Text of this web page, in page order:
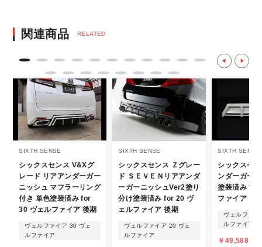
決済後の正式注文後のキャンセルや変更につい
て
・決済後の正式注文後のキャンセルや変更は
不可となりますので、商品やカラー等、お間
違い無いようお願い致します。
※商品写真は実際の商品とカラーやイメー
ジが若干異なる場合もございます。
商品名や説明等でご確認ください。
発送について
・エアロパーツ・マフラー等の大型商品は、
個人宅への直送・営業所止めができないこと
があることはご了承ください。
また、小さな商品でも、メーカーによって
関連商品 RELATED
SIXTH SENSE
シックスセンス V&Xグ
レード リアアンダーガー
ニッシュ マフラーリング
付き 単色塗装済み for
30 ヴェルファイア 後期
ヴェルファイア 30 ヴェ
ルファイア
SIXTH SENSE
シックスセンス Ｚグレー
ド ＳＥＶＥＮリアアンダ
ーガーニッシュVer2塗り
分け塗装済み for 20 ヴ
ェルファイア 後期
ヴェルファイア 20 ヴェ
ルファイア
SIXTH SENSE
シックスセ
ンダーガー
塗装済み for
ファイア
ヴェルファ
ルファイア
￥49,588 (税